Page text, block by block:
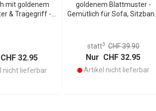
mit goldenem
& Tragegriff -
32.95
nicht lieferbar
goldenem Blattmuster -
Gemütlich für Sofa, Sitzbank,
Mit Tragegriff
statt3 CHF 39.90
Nur CHF 32.95
Artikel nicht lieferbar